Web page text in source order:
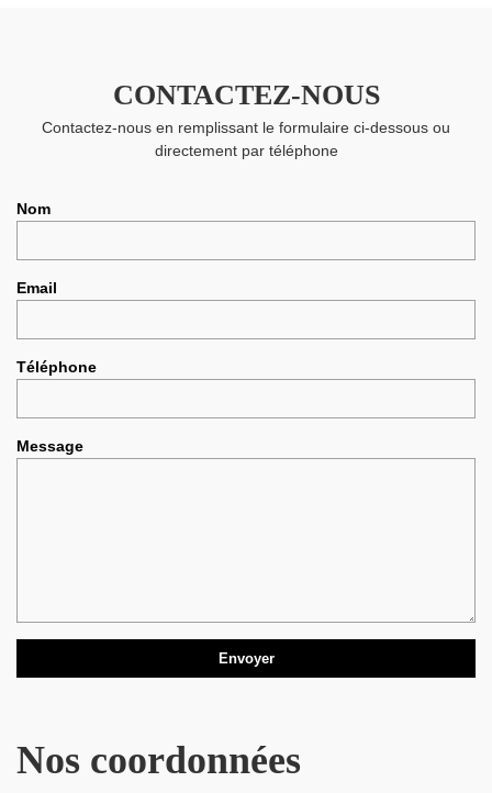
CONTACTEZ-NOUS
Contactez-nous en remplissant le formulaire ci-dessous ou
directement par téléphone
Nom
Email
Téléphone
Message
Nos coordonnées